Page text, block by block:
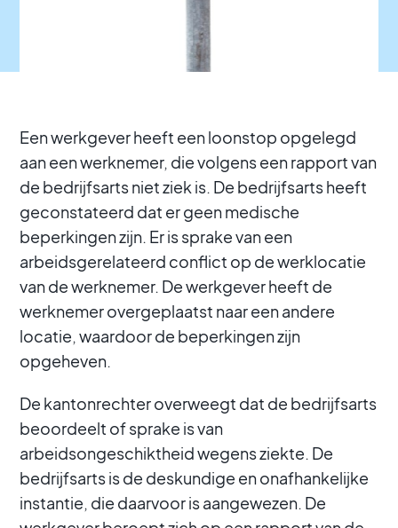
Een werkgever heeft een loonstop opgelegd
aan een werknemer, die volgens een rapport van
de bedrijfsarts niet ziek is. De bedrijfsarts heeft
geconstateerd dat er geen medische
beperkingen zijn. Er is sprake van een
arbeidsgerelateerd conflict op de werklocatie
van de werknemer. De werkgever heeft de
werknemer overgeplaatst naar een andere
locatie, waardoor de beperkingen zijn
opgeheven.
De kantonrechter overweegt dat de bedrijfsarts
beoordeelt of sprake is van
arbeidsongeschiktheid wegens ziekte. De
bedrijfsarts is de deskundige en onafhankelijke
instantie, die daarvoor is aangewezen. De